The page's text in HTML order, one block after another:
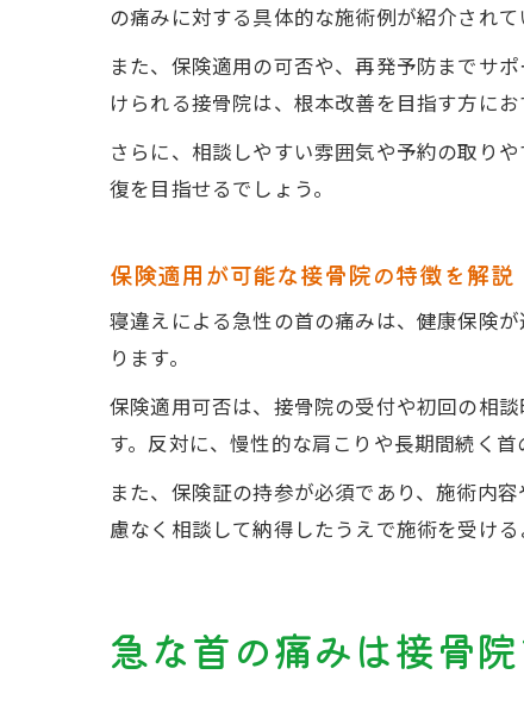
の痛みに対する具体的な施術例が紹介されて
また、保険適用の可否や、再発予防までサ
けられる接骨院は、根本改善を目指す方にお
さらに、相談しやすい雰囲気や予約の取り
復を目指せるでしょう。
保険適用が可能な接骨院の特徴を解説
寝違えによる急性の首の痛みは、健康保険
ります。
保険適用可否は、接骨院の受付や初回の相
す。反対に、慢性的な肩こりや長期間続く
また、保険証の持参が必須であり、施術内
慮なく相談して納得したうえで施術を受ける
急な首の痛みは接骨